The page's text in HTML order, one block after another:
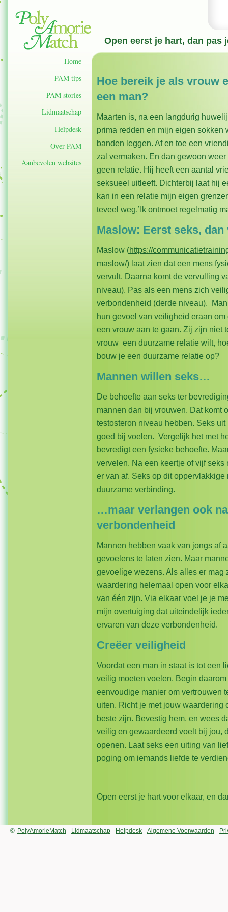
Open eerst je hart, dan pas
Hoe bereik je als vrouw
een man?
Maarten is, na een langdurig
prima redden en mijn eigen sokken
banden leggen. Af en toe een
zal vermaken. En dan gewoon
geen relatie. Hij heeft een aantal
seksueel uitleeft. Dichterbij laat hij
kan in een relatie mijn eigen
teveel weg.’Ik ontmoet regelmatig
Maslow: Eerst seks,
Maslow (https://
maslow/) laat zien dat een mens
vervult. Daarna komt de vervulling
niveau). Pas als een mens zich
verbondenheid (derde niveau).
hun gevoel van veiligheid eraan
een vrouw aan te gaan. Zij zijn niet
vrouw een duurzame relatie wilt,
bouw je een duurzame relatie op?
Mannen willen seks…
De behoefte aan seks ter
mannen dan bij vrouwen. Dat komt
testosteron niveau hebben. Seks
goed bij voelen. Vergelijk het met
bevredigt een fysieke behoefte.
vervelen. Na een keertje of vijf
er van af. Seks op dit
duurzame verbinding.
…maar verlangen ook
verbondenheid
Mannen hebben vaak van jongs af
gevoelens te laten zien. Maar
gevoelige wezens. Als alles er
waardering helemaal open voor
van één zijn. Via elkaar voel je je
mijn overtuiging dat uiteindelijk
ervaren van deze verbondenheid.
Creëer veiligheid
Voordat een man in staat is tot een
veilig moeten voelen. Begin
eenvoudige manier om vertrouwen
uiten. Richt je met jouw waardering
beste zijn. Bevestig hem, en wees
veilig en gewaardeerd voelt bij jou,
openen. Laat seks een uiting van
poging om iemands liefde te
Open eerst je hart voor elkaar, en
Home
PAM tips
PAM stories
Lidmaatschap
Helpdesk
Over PAM
Aanbevolen websites
© PolyAmorieMatch Lidmaatschap Helpdesk Algemene Voorwaarden